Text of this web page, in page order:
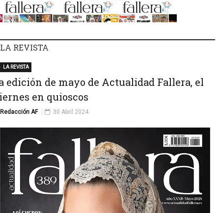
LA REVISTA
edición de mayo de Actualidad Fallera, el
en quioscos
Redacción AF
LA REVISTA
30 Abril 2024